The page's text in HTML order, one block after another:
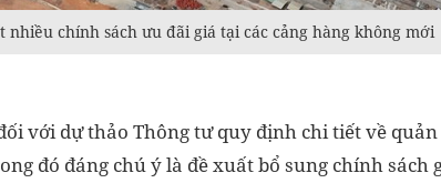
nhiều chính sách ưu đãi giá tại các cảng hàng không mới
với dự thảo Thông tư quy định chi tiết về
đó đáng chú ý là đề xuất bổ sung chính sách